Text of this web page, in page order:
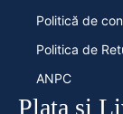
Politică de
Politica de
ANPC
Plata si